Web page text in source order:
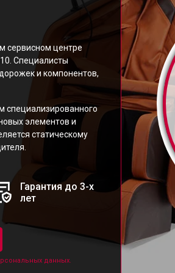
сервисном центре
Специалисты
и компонентов,
специализированного
элементов и
статическому
Гарантия до 3-х
лет
данных.